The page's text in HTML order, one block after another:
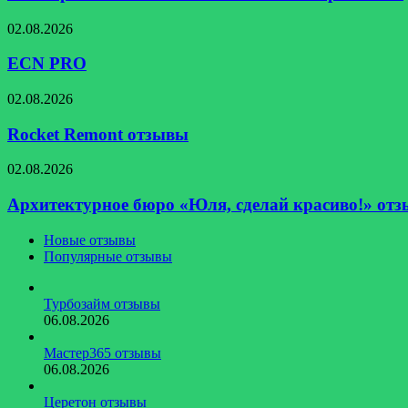
Эвалар
отзывы
ECN
02.08.2026
ECN PRO
Rocket
отзывы
02.08.2026
Rocket Remont отзывы
бюро
«Юля,
сделай
красиво!»
отзывы
02.08.2026
​Архитектурное бюро «Юля, сделай красиво!»
Новые отзывы
Популярные отзывы
Турбозайм отзывы
06.08.2026
Мастер365 отзывы
06.08.2026
Церетон отзывы